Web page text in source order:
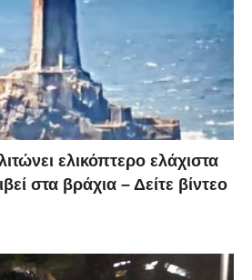
ελικόπτερο ελάχιστα
στα βράχια – Δείτε βίντεο